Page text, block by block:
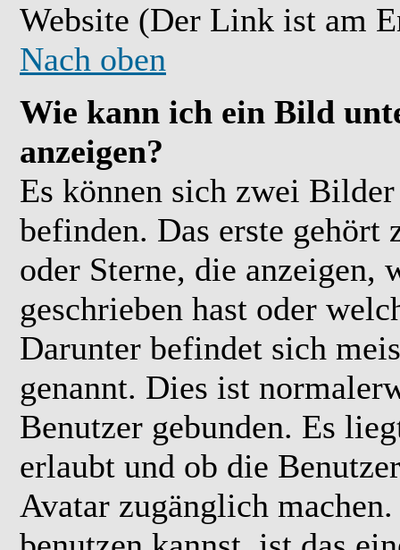
Website (Der Link ist am
Nach oben
Wie kann ich ein Bild
anzeigen?
Es können sich zwei
befinden. Das erste gehört
oder Sterne, die anzeigen,
geschrieben hast oder
Darunter befindet sich
genannt. Dies ist
Benutzer gebunden. Es
erlaubt und ob die
Avatar zugänglich